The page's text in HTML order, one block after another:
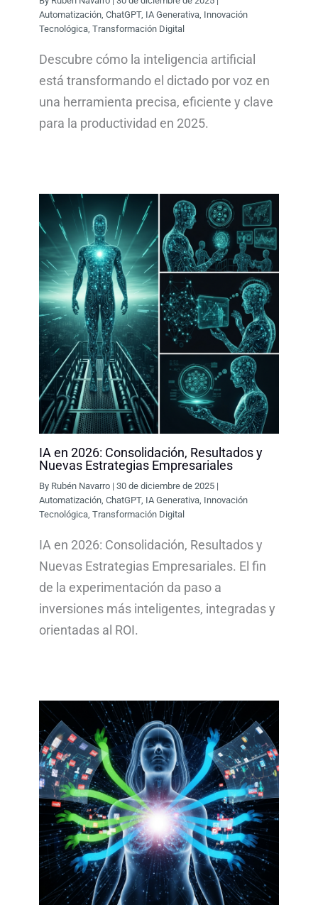
Automatización ,ChatGPT, IA Generativa Innovación
Tecnológica ,Transformación Digital
Descubre cómo la inteligencia artificial
está transformando el dictado por voz en
una herramienta precisa, eficiente y clave
para la productividad en 2025.
IA en 2026: Consolidación, Resultados y
Nuevas Estrategias Empresariales
By Rubén Navarro |30 de diciembre de 2025 |
Automatización ,ChatGPT, IA Generativa Innovación
Tecnológica ,Transformación Digital
IA en 2026: Consolidación, Resultados y
Nuevas Estrategias Empresariales. El fin
de la experimentación da paso a
inversiones más inteligentes, integradas y
orientadas al ROI.